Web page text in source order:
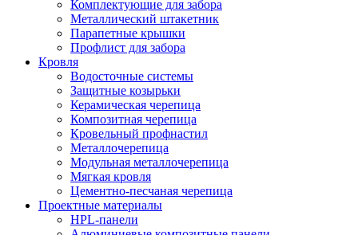
Комплектующие для забора
Металлический штакетник
Парапетные крышки
Профлист для забора
Кровля
Водосточные системы
Защитные козырьки
Керамическая черепица
Композитная черепица
Кровельный профнастил
Металлочерепица
Модульная металлочерепица
Мягкая кровля
Цементно-песчаная черепица
Проектные материалы
HPL-панели